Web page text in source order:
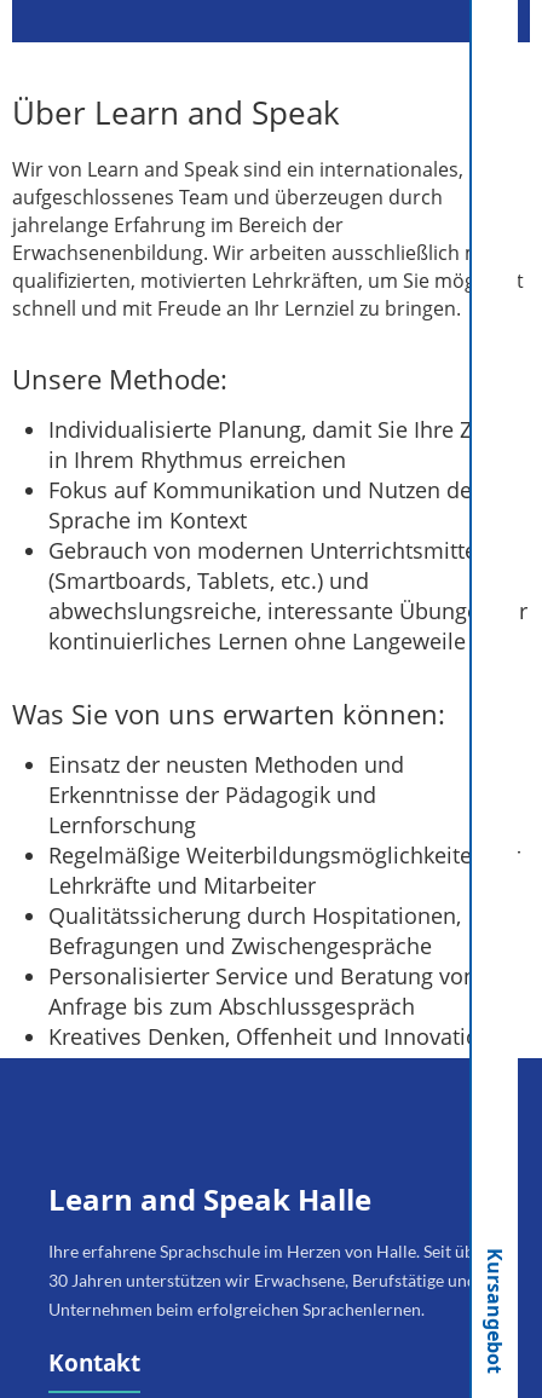
Kursangebot
Über Learn and Speak
Wir von Learn and Speak sind ein internationales,
aufgeschlossenes Team und überzeugen durch
jahrelange Erfahrung im Bereich der
Erwachsenenbildung. Wir arbeiten ausschließlich mit
qualifizierten, motivierten Lehrkräften, um Sie möglichst
schnell und mit Freude an Ihr Lernziel zu bringen.
Unsere Methode:
Individualisierte Planung, damit Sie Ihre Ziele
in Ihrem Rhythmus erreichen
Fokus auf Kommunikation und Nutzen der
Sprache im Kontext
Gebrauch von modernen Unterrichtsmitteln
(Smartboards, Tablets, etc.) und
abwechslungsreiche, interessante Übungen für
kontinuierliches Lernen ohne Langeweile
Was Sie von uns erwarten können:
Einsatz der neusten Methoden und
Erkenntnisse der Pädagogik und
Lernforschung
Regelmäßige Weiterbildungsmöglichkeiten für
Lehrkräfte und Mitarbeiter
Qualitätssicherung durch Hospitationen,
Befragungen und Zwischengespräche
Personalisierter Service und Beratung von der
Anfrage bis zum Abschlussgespräch
Kreatives Denken, Offenheit und Innovation
Learn and Speak Halle
Ihre erfahrene Sprachschule im Herzen von Halle. Seit über
30 Jahren unterstützen wir Erwachsene, Berufstätige und
Unternehmen beim erfolgreichen Sprachenlernen.
Kontakt